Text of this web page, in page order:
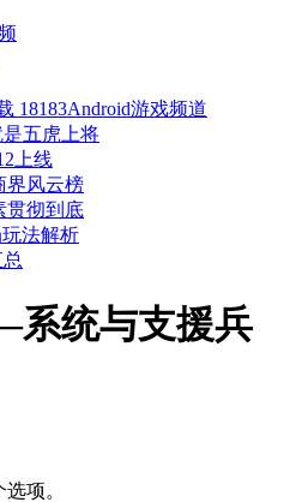
18183Android游戏频道
五虎上将
上线
界风云榜
贯彻到底
法解析
统与支援兵
项。